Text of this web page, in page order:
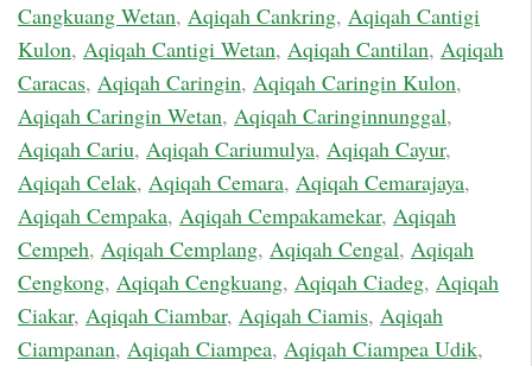
Cangkuang Wetan, Aqiqah Cankring, Aqiqah Cantigi
Kulon, Aqiqah Cantigi Wetan, Aqiqah Cantilan, Aqiqah
Caracas, Aqiqah Caringin, Aqiqah Caringin Kulon,
Aqiqah Caringin Wetan, Aqiqah Caringinnunggal,
Aqiqah Cariu, Aqiqah Cariumulya, Aqiqah Cayur,
Aqiqah Celak, Aqiqah Cemara, Aqiqah Cemarajaya,
Aqiqah Cempaka, Aqiqah Cempakamekar, Aqiqah
Cempeh, Aqiqah Cemplang, Aqiqah Cengal, Aqiqah
Cengkong, Aqiqah Cengkuang, Aqiqah Ciadeg, Aqiqah
Ciakar, Aqiqah Ciambar, Aqiqah Ciamis, Aqiqah
Ciampanan, Aqiqah Ciampea, Aqiqah Ciampea Udik,